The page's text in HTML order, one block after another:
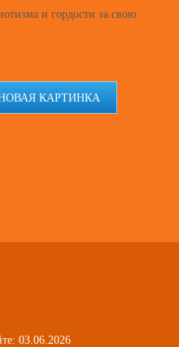
и гордости за свою
КАРТИНКА
03.06.2026